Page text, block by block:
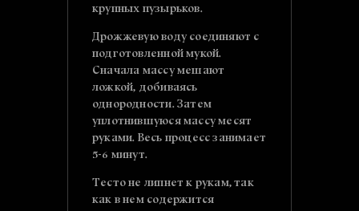
крупных пузырьков.
Дрожжевую воду соединяют с
подготовленной мукой.
Сначала массу мешают
ложкой, добиваясь
однородности. Затем
уплотнившуюся массу месят
руками. Весь процесс занимает
5-6 минут.
Тесто не липнет к рукам, так
как в нем содержится